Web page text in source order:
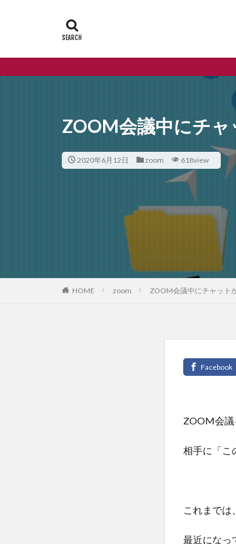
ZOOM会議中にチ
2020年6月12日 zoom 618view
HOME zoom ZOOM会議中にチャット
ZOOM会議
相手に「こ
これまでは
最近になっ